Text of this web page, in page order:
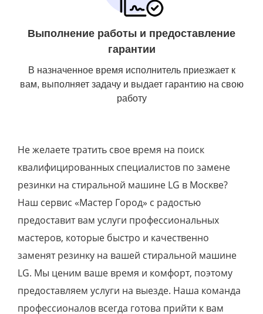
Выполнение работы и предоставление
гарантии
В назначенное время исполнитель приезжает к
вам, выполняет задачу и выдает гарантию на свою
работу
Не желаете тратить свое время на поиск
квалифицированных специалистов по замене
резинки на стиральной машине LG в Москве?
Наш сервис «Мастер Город» с радостью
предоставит вам услуги профессиональных
мастеров, которые быстро и качественно
заменят резинку на вашей стиральной машине
LG. Мы ценим ваше время и комфорт, поэтому
предоставляем услуги на выезде. Наша команда
профессионалов всегда готова прийти к вам